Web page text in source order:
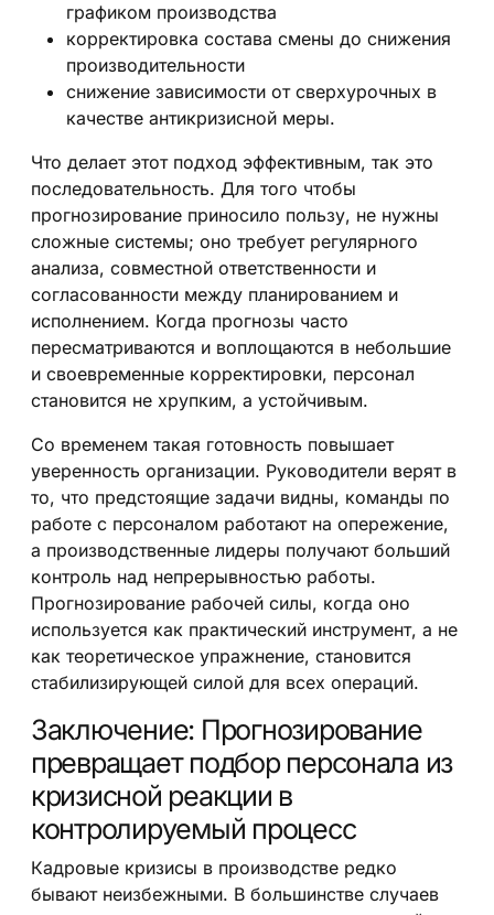
графиком производства
корректировка состава смены до снижения
производительности
снижение зависимости от сверхурочных в
качестве антикризисной меры.
Что делает этот подход эффективным, так это
последовательность. Для того чтобы
прогнозирование приносило пользу, не нужны
сложные системы; оно требует регулярного
анализа, совместной ответственности и
согласованности между планированием и
исполнением. Когда прогнозы часто
пересматриваются и воплощаются в небольшие
и своевременные корректировки, персонал
становится не хрупким, а устойчивым.
Со временем такая готовность повышает
уверенность организации. Руководители верят в
то, что предстоящие задачи видны, команды по
работе с персоналом работают на опережение,
а производственные лидеры получают больший
контроль над непрерывностью работы.
Прогнозирование рабочей силы, когда оно
используется как практический инструмент, а не
как теоретическое упражнение, становится
стабилизирующей силой для всех операций.
Заключение: Прогнозирование
превращает подбор персонала из
кризисной реакции в
контролируемый процесс
Кадровые кризисы в производстве редко
бывают неизбежными. В большинстве случаев